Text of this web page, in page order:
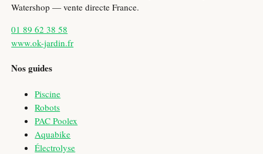
Watershop — vente directe France.
01 89 62 38 58
www.ok-jardin.fr
Nos guides
Piscine
Robots
PAC Poolex
Aquabike
Électrolyse